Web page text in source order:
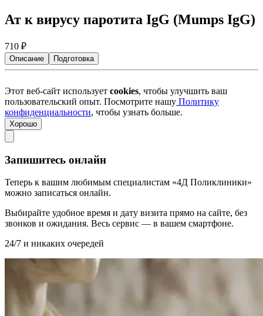
Ат к вирусу паротита IgG (Mumps IgG)
710 ₽
Описание Подготовка
Этот веб-сайт использует cookies, чтобы улучшить ваш
пользовательский опыт. Посмотрите нашу Политику
конфиденциальности, чтобы узнать больше.
Хорошо
Запишитесь онлайн
Теперь к вашим любимым специалистам «4Д Поликлиники»
можно записаться онлайн.
Выбирайте удобное время и дату визита прямо на сайте, без
звонков и ожидания. Весь сервис — в вашем смартфоне.
24/7 и никаких очередей